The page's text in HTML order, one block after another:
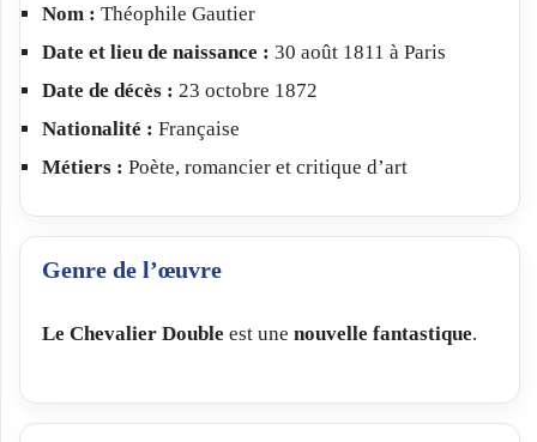
Nom : Théophile Gautier
Date et lieu de naissance : 30 août 1811 à Paris
Date de décès : 23 octobre 1872
Nationalité : Française
Métiers : Poète, romancier et critique d’art
Genre de l’œuvre
Le Chevalier Double est une nouvelle fantastique.